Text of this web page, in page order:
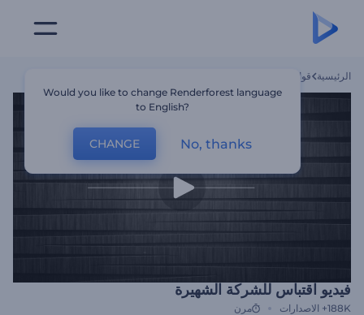
الرئيسية قوالب
فيديو اقتباس للشركة الشهيرة
188K+ الاصدارات مرن
Would you like to change Renderforest language
to English?
CHANGE No, thanks